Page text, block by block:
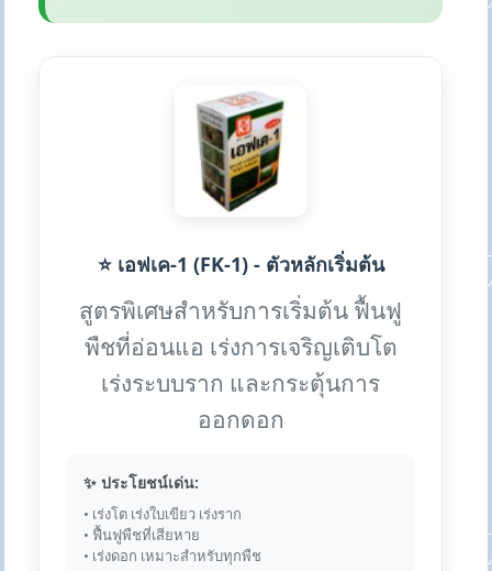
⭐ เอฟเค-1 (FK-1) - ตัวหลักเริ่มต้น
สูตรพิเศษสำหรับการเริ่มต้น ฟื้นฟู
พืชที่อ่อนแอ เร่งการเจริญเติบโต
เร่งระบบราก และกระตุ้นการ
ออกดอก
✨ ประโยชน์เด่น:
• เร่งโต เร่งใบเขียว เร่งราก
• ฟื้นฟูพืชที่เสียหาย
• เร่งดอก เหมาะสำหรับทุกพืช